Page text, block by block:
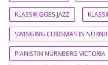
KLASSIK GOES JAZZ
SWINGING CHIRSMAS IN
PIANISTIN NÜRNBERG VICTORIA